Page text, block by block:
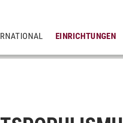
EINRICHTUNGEN